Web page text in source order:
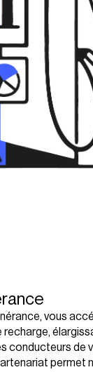
vous
recharge,
conducteurs de
permet